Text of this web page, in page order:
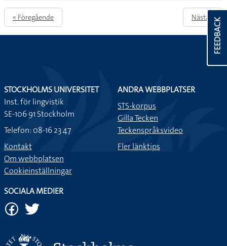
« Föregående Nästa »
FEEDBACK
STOCKHOLMS UNIVERSITET
Inst. för lingvistik
SE-106 91 Stockholm
Telefon: 08-16 23 47
Kontakt
Om webbplatsen
Cookieinställningar
ANDRA WEBBPLATSER
STS-korpus
Gilla Tecken
Teckenspråksvideo
Fler länktips
SOCIALA MEDIER